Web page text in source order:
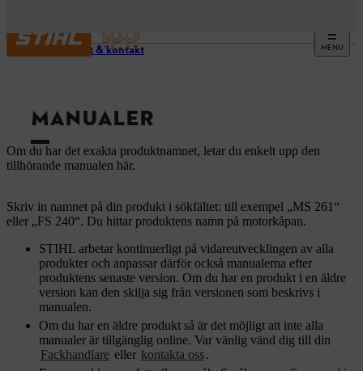
MENU
Support & kontakt
MANUALER
Om du har det exakta produktnamnet, letar du enkelt upp den
tillhörande manualen här.
Skriv in namnet på din produkt i sökfältet: till exempel „MS 261“
eller „FS 240“. Du hittar produktens namn på motorkåpan.
STIHL arbetar kontinuerligt på vidareutvecklingen av alla
produkter och anpassar därför också manualerna efter
produktens senaste version. Om du har en produkt i en äldre
version kan den skilja sig från versionen som beskrivs i
manualen.
Om du har en äldre produkt så är det möjligt att inte alla
manualer är tillgänglig online. Var vänlig vänd dig till din
Fackhandlare eller kontakta oss.